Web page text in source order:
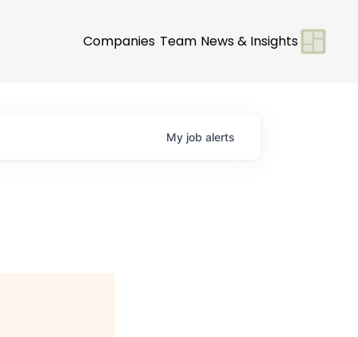
Companies Team News & Insights
My job alerts